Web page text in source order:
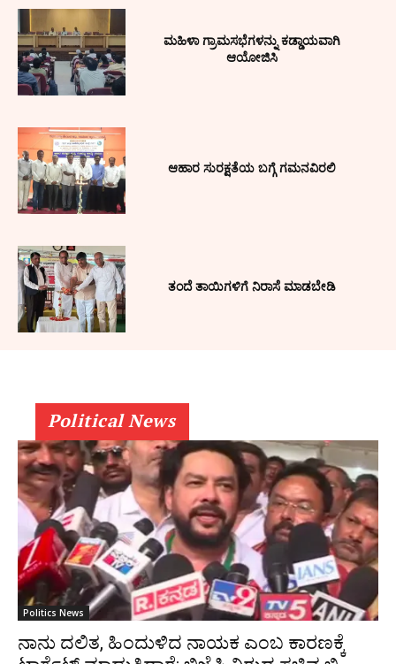
ಮಹಿಳಾ ಗ್ರಾಮಸಭೆಗಳನ್ನು ಕಡ್ಡಾಯವಾಗಿ
ಆಯೋಜಿಸಿ
ಆಹಾರ ಸುರಕ್ಷತೆಯ ಬಗ್ಗೆ ಗಮನವಿರಲಿ
ತಂದೆ ತಾಯಿಗಳಿಗೆ ನಿರಾಸೆ ಮಾಡಬೇಡಿ
Political News
Politics News
ನಾನು ದಲಿತ, ಹಿಂದುಳಿದ ನಾಯಕ ಎಂಬ ಕಾರಣಕ್ಕೆ